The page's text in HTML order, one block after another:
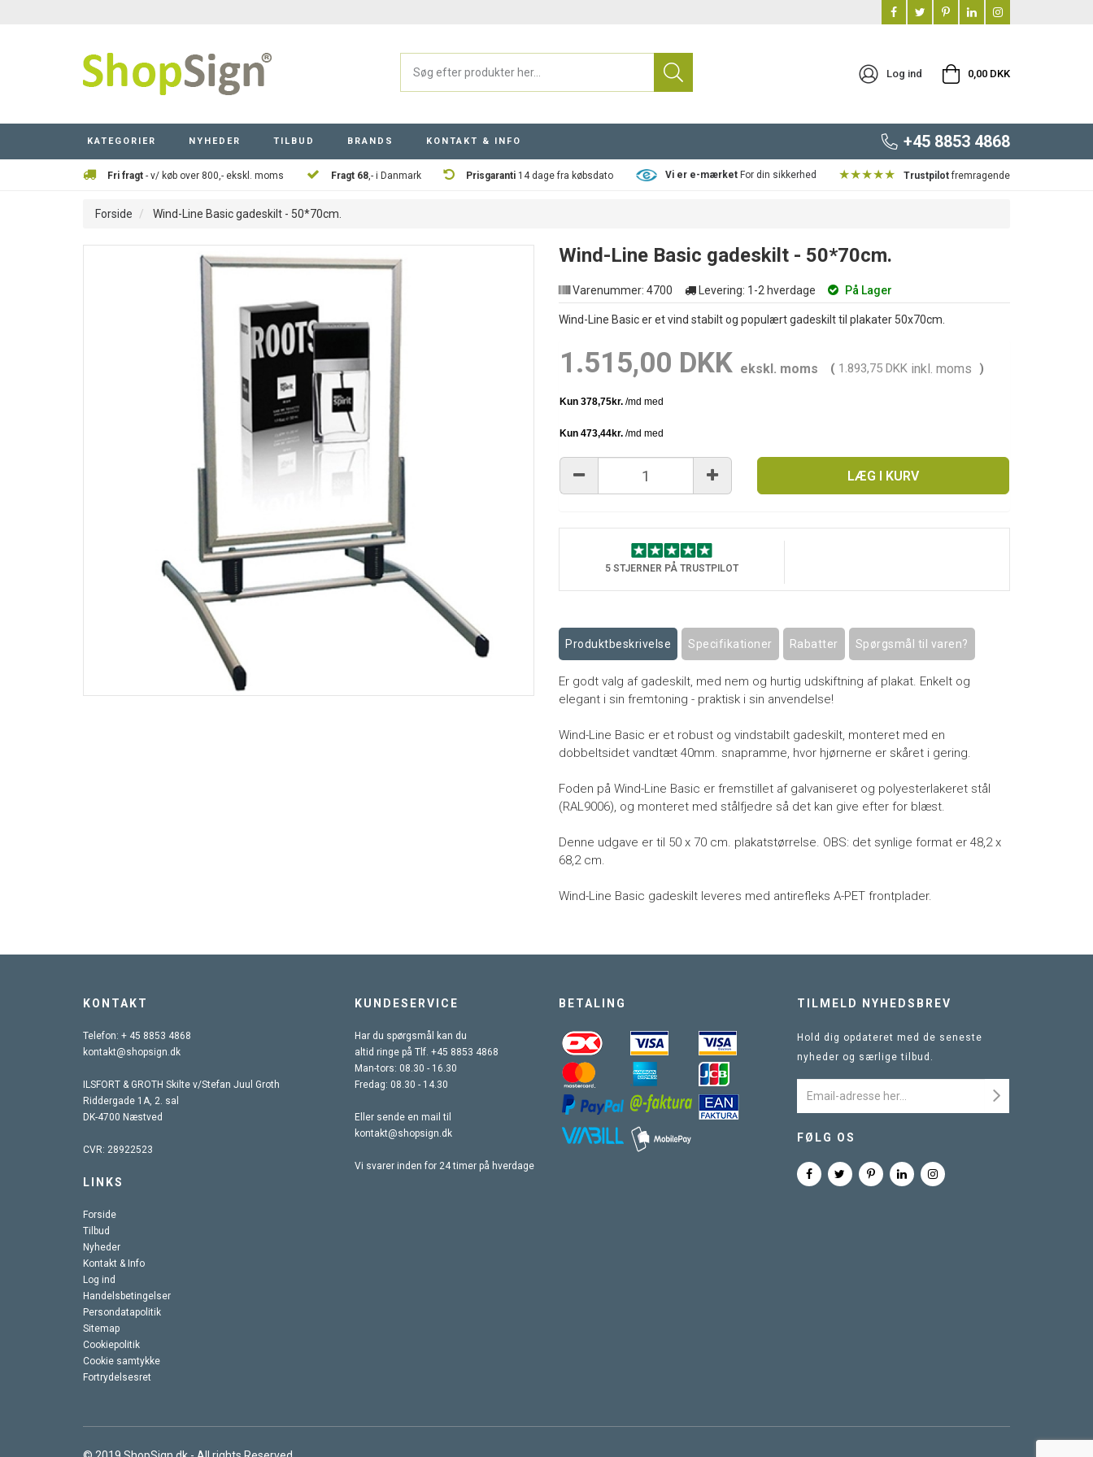
Log ind 0,00 DKK
KATEGORIER NYHEDER TILBUD BRANDS KONTAKT & INFO +45 8853 4868
Fri fragt - v/ køb over 800,- ekskl. moms Fragt 68,- i Danmark Prisgaranti 14 dage fra købsdato Vi er e-mærketFor din sikkerhed ★★★★★ Trustpilotfremragende
Forside Wind-Line Basic gadeskilt - 50*70cm.
Wind-Line Basic gadeskilt - 50*70cm.
Varenummer: 4700 Levering: 1-2 hverdage På Lager
Wind-Line Basic er et vind stabilt og populært gadeskilt til plakater 50x70cm.
1.515,00 DKK ekskl. moms ( 1.893,75 DKK inkl. moms )
LÆG I KURV
5 STJERNER PÅ TRUSTPILOT
Produktbeskrivelse Specifikationer Rabatter Spørgsmål til varen?
Er godt valg af gadeskilt, med nem og hurtig udskiftning af plakat. Enkelt og
elegant i sin fremtoning - praktisk i sin anvendelse!
Wind-Line Basic er et robust og vindstabilt gadeskilt, monteret med en
dobbeltsidet vandtæt 40mm. snapramme, hvor hjørnerne er skåret i gering.
Foden på Wind-Line Basic er fremstillet af galvaniseret og polyesterlakeret stål
(RAL9006), og monteret med stålfjedre så det kan give efter for blæst.
Denne udgave er til 50 x 70 cm. plakatstørrelse. OBS: det synlige format er 48,2 x
68,2 cm.
Wind-Line Basic gadeskilt leveres med antirefleks A-PET frontplader.
KONTAKT
Telefon: + 45 8853 4868
kontakt@shopsign.dk
ILSFORT & GROTH Skilte v/Stefan Juul Groth
Riddergade 1A, 2. sal
DK-4700 Næstved
CVR: 28922523
KUNDESERVICE
Har du spørgsmål kan du
altid ringe på Tlf. +45 8853 4868
Man-tors: 08.30 - 16.30
Fredag: 08.30 - 14.30
Eller sende en mail til
kontakt@shopsign.dk
Vi svarer inden for 24 timer på hverdage
LINKS
Forside
Tilbud
Nyheder
Kontakt & Info
Log ind
Handelsbetingelser
Persondatapolitik
Sitemap
Cookiepolitik
Cookie samtykke
Fortrydelsesret
BETALING TILMELD NYHEDSBREV
Hold dig opdateret med de seneste
nyheder og særlige tilbud.
FØLG OS